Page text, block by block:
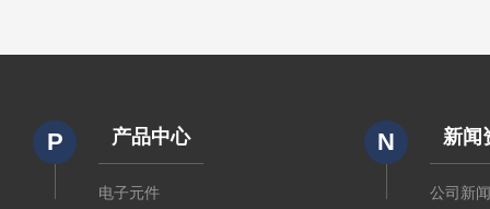
P 产品中心
电子元件
N 新闻
公司新